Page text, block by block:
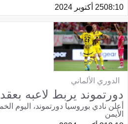
08:1025 أكتوبر 2024
الدوري الألماني
دورتموند يربط لاعبه
أعلن نادي بوروسيا دورتموند، اليوم
الأيمن